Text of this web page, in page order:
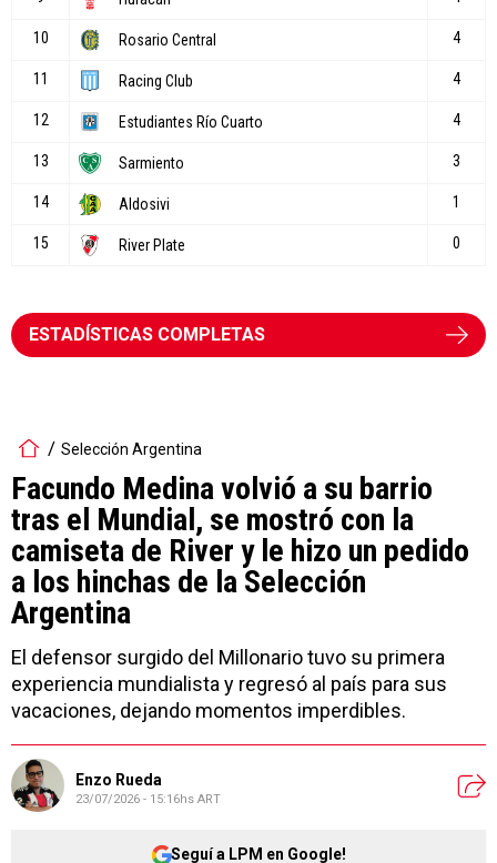
ESTADÍSTICAS COMPLETAS
Selección Argentina
Facundo Medina volvió a su barrio
tras el Mundial, se mostró con la
camiseta de River y le hizo un pedido
a los hinchas de la Selección
Argentina
El defensor surgido del Millonario tuvo su primera
experiencia mundialista y regresó al país para sus
vacaciones, dejando momentos imperdibles.
Enzo Rueda
23/07/2026 - 15:16hs ART
Seguí a LPM en Google!